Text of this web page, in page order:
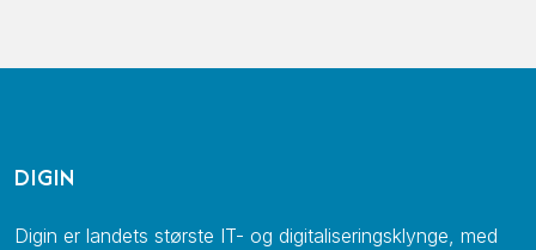
DIGIN
Digin er landets største IT- og digitaliseringsklynge, med